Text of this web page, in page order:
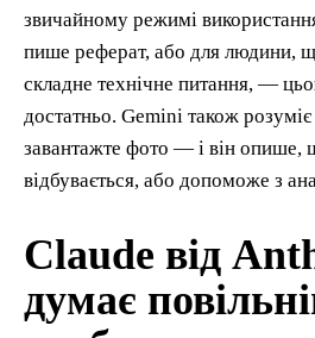
звичайному режимі
пише реферат, або для людини,
складне технічне питання, —
достатньо. Gemini також
завантажте фото — і він опише,
відбувається, або допоможе з
Claude від
думає